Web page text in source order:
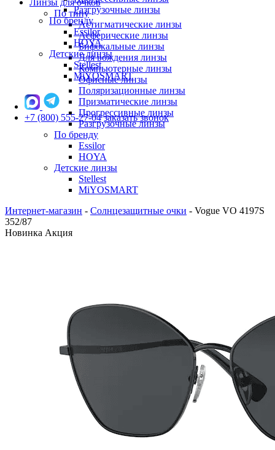
Линзы для очков
По типу
Астигматические линзы
Асферические линзы
Бифокальные линзы
Для вождения линзы
Компьютерные линзы
Офисные линзы
Поляризационные линзы
Призматические линзы
Прогрессивные линзы
Разгрузочные линзы
По бренду
Essilor
HOYA
Детские линзы
Stellest
MiYOSMART
Разгрузочные линзы
По бренду
Essilor
HOYA
Детские линзы
Stellest
MiYOSMART
+7 (800) 555-27-04 заказать звонок
Интернет-магазин - Солнцезащитные очки - Vogue VO 4197S
352/87
Новинка Акция